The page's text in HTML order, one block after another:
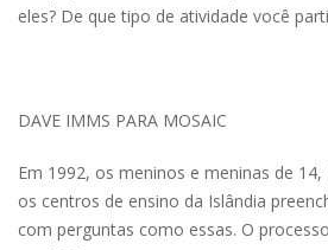
eles? De que tipo de atividade você
DAVE IMMS PARA MOSAIC
Em 1992, os meninos e meninas de
os centros de ensino da Islândia
com perguntas como essas. O